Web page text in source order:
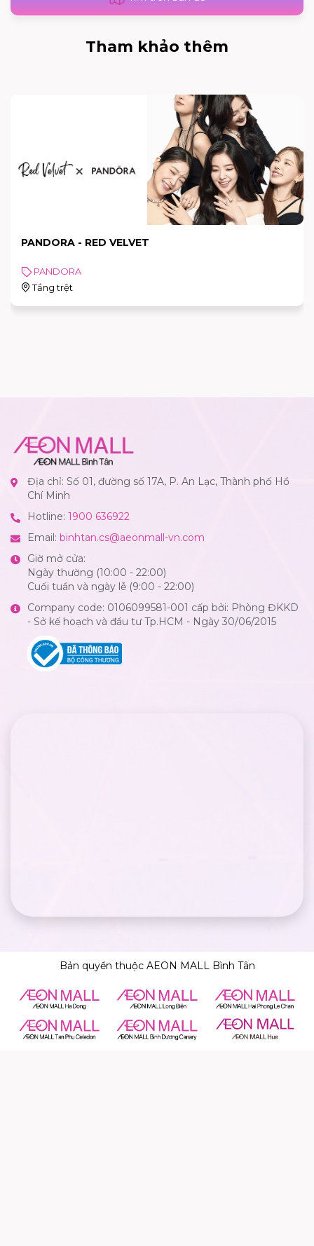
Tham khảo thêm
PANDORA - RED VELVET
PANDORA
Tầng trệt
Địa chỉ: Số 01, đường số 17A, P. An Lạc, Thành phố Hồ
Chí Minh
Hotline: 1900 636922
Email: binhtan.cs@aeonmall-vn.com
Giờ mở cửa:
Ngày thường (10:00 - 22:00)
Cuối tuần và ngày lễ (9:00 - 22:00)
Company code: 0106099581-001 cấp bởi: Phòng ĐKKD
- Sở kế hoạch và đầu tư Tp.HCM - Ngày 30/06/2015
Bản quyền thuộc AEON MALL Bình Tân